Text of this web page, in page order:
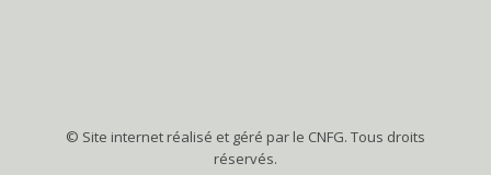
© Site internet réalisé et géré par le CNFG. Tous droits
réservés.